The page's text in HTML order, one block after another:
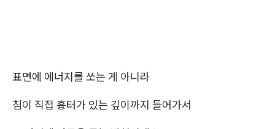
표면에 에너지를 쏘는 게 아니라
침이 직접 흉터가 있는 깊이까지 들어가서